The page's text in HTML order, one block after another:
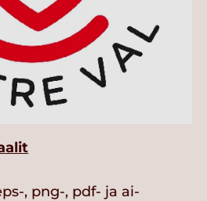
, png-, pdf- ja ai-